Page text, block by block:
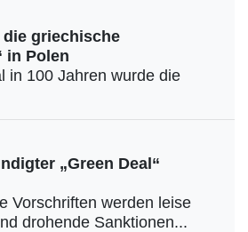
griechische
in Polen
in 100 Jahren wurde die
„Green Deal“
Vorschriften werden leise
drohende Sanktionen...